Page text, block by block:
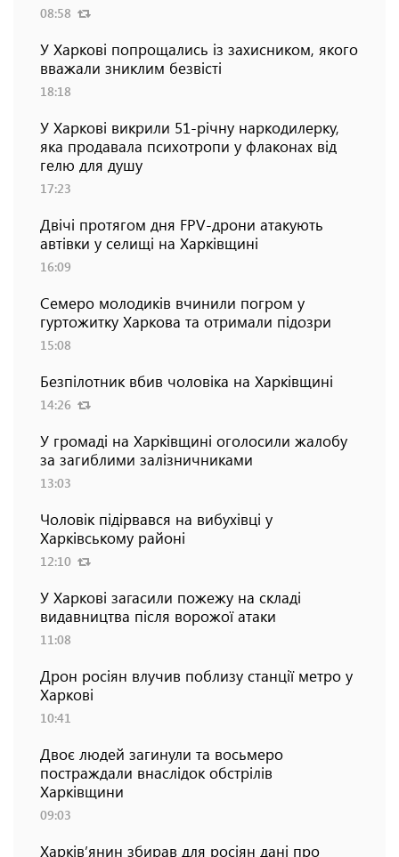
08:58
У Харкові попрощались із захисником, якого
вважали зниклим безвісті
18:18
У Харкові викрили 51-річну наркодилерку,
яка продавала психотропи у флаконах від
гелю для душу
17:23
Двічі протягом дня FPV-дрони атакують
автівки у селищі на Харківщині
16:09
Семеро молодиків вчинили погром у
гуртожитку Харкова та отримали підозри
15:08
Безпілотник вбив чоловіка на Харківщині
14:26
У громаді на Харківщині оголосили жалобу
за загиблими залізничниками
13:03
Чоловік підірвався на вибухівці у
Харківському районі
12:10
У Харкові загасили пожежу на складі
видавництва після ворожої атаки
11:08
Дрон росіян влучив поблизу станції метро у
Харкові
10:41
Двоє людей загинули та восьмеро
постраждали внаслідок обстрілів
Харківщини
09:03
Харків’янин збирав для росіян дані про